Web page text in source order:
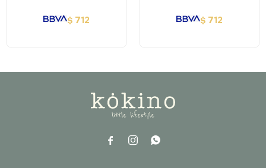
$ 712 $ 712
  